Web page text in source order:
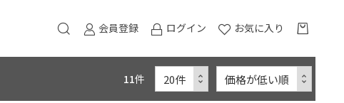
会員登録 ログイン お気に入り
11件